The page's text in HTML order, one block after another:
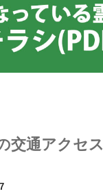
交通アクセス